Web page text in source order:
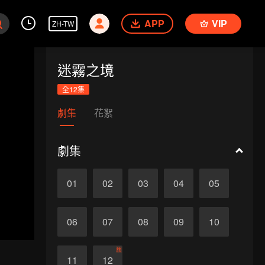
ZH-TW APP VIP
迷霧之境
全12集
劇集 花絮
劇集
01 02 03 04 05
06 07 08 09 10
11 12
終